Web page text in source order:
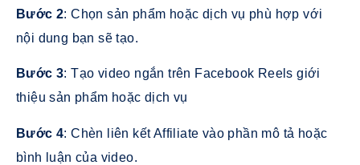
Bước 2: Chọn sản phẩm hoặc dịch vụ phù hợp với
nội dung bạn sẽ tạo.
Bước 3: Tạo video ngắn trên Facebook Reels giới
thiệu sản phẩm hoặc dịch vụ
Bước 4: Chèn liên kết Affiliate vào phần mô tả hoặc
bình luận của video.